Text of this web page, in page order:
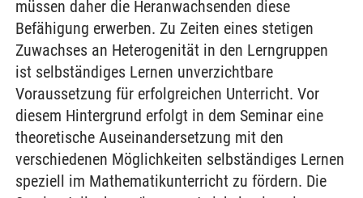
müssen daher die Heranwachsenden diese
Befähigung erwerben. Zu Zeiten eines stetigen
Zuwachses an Heterogenität in den Lerngruppen
ist selbständiges Lernen unverzichtbare
Voraussetzung für erfolgreichen Unterricht. Vor
diesem Hintergrund erfolgt in dem Seminar eine
theoretische Auseinandersetzung mit den
verschiedenen Möglichkeiten selbständiges Lernen
speziell im Mathematikunterricht zu fördern. Die